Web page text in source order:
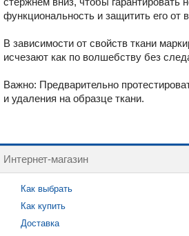
функциональность и защитить его от
В зависимости от свойств ткани
исчезают как по волшебству без
Важно: Предварительно
и удаления на образце ткани.
Интернет-магазин
Как выбрать
Как купить
Доставка